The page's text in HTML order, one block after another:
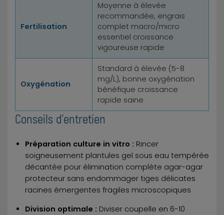
Fertilisation
Moyenne à élevée
recommandée, engrais
complet macro/micro
essentiel croissance
vigoureuse rapide
Oxygénation
Standard à élevée (5-8
mg/L), bonne oxygénation
bénéfique croissance
rapide saine
Conseils d'entretien
Préparation culture in vitro : Rincer
soigneusement plantules gel sous eau tempérée
décantée pour élimination complète agar-agar
protecteur sans endommager tiges délicates
racines émergentes fragiles microscopiques
Division optimale : Diviser coupelle en 6-10